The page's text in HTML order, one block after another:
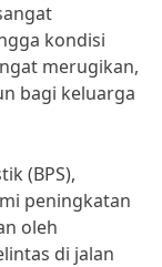
kondisi
merugikan,
bagi keluarga
(BPS),
peningkatan
oleh
di jalan